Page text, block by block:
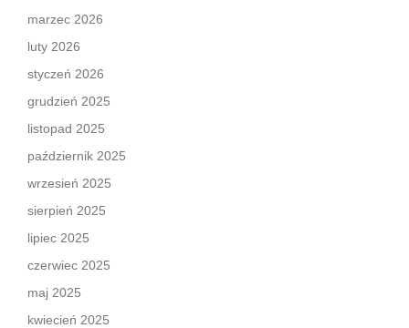
marzec 2026
luty 2026
styczeń 2026
grudzień 2025
listopad 2025
październik 2025
wrzesień 2025
sierpień 2025
lipiec 2025
czerwiec 2025
maj 2025
kwiecień 2025